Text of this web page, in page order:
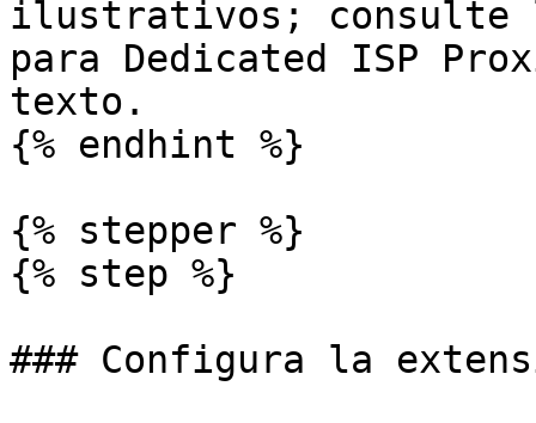
ilustrativos; consulte
para Dedicated ISP
texto.
{% endhint %}
{% stepper %}
{% step %}
### Configura la